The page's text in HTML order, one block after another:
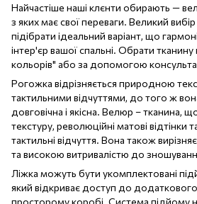
Найчастіше наші клєнти обирають —
з яких має свої переваги. Великий
підібрати ідеальний варіант, що
інтер'єр вашої спальні. Обрати
кольорів" або за допомогою
Рогожка відрізняється природною
тактильними відчуттями, до того ж
довговічна і якісна. Велюр – тканина,
текстуру, революційні матові відтінки
тактильні відчуття. Вона також
та високою витривалістю до
Ліжка можуть бути укомплектовані
який відкриває доступ до
просторому коробі. Система підйому